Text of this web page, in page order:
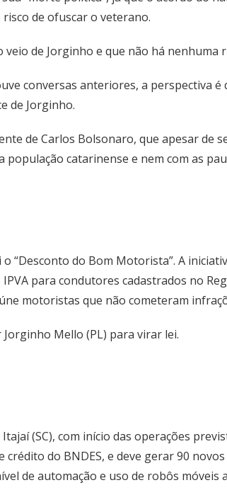
de ofuscar o veterano.
de Jorginho e que não há nenhuma
conversas anteriores, a perspectiva
de Jorginho.
de Carlos Bolsonaro, que apesar de
catarinense e nem com as
“Desconto do Bom Motorista”. A
para condutores cadastrados no
motoristas que não cometeram
Mello (PL) para virar lei.
(SC), com início das operações
do BNDES, e deve gerar 90
de automação e uso de robôs